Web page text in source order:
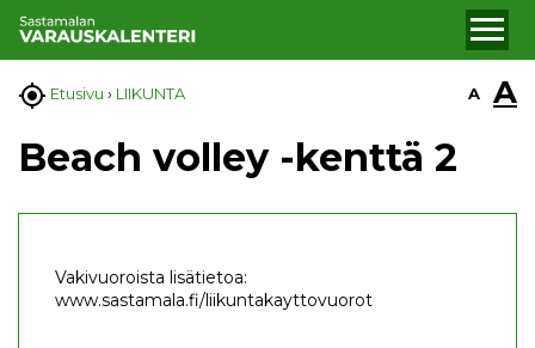
 Etusivu › LIIKUNTA A A
Beach volley -kenttä 2
Vakivuoroista lisätietoa:
www.sastamala.fi/liikuntakayttovuorot